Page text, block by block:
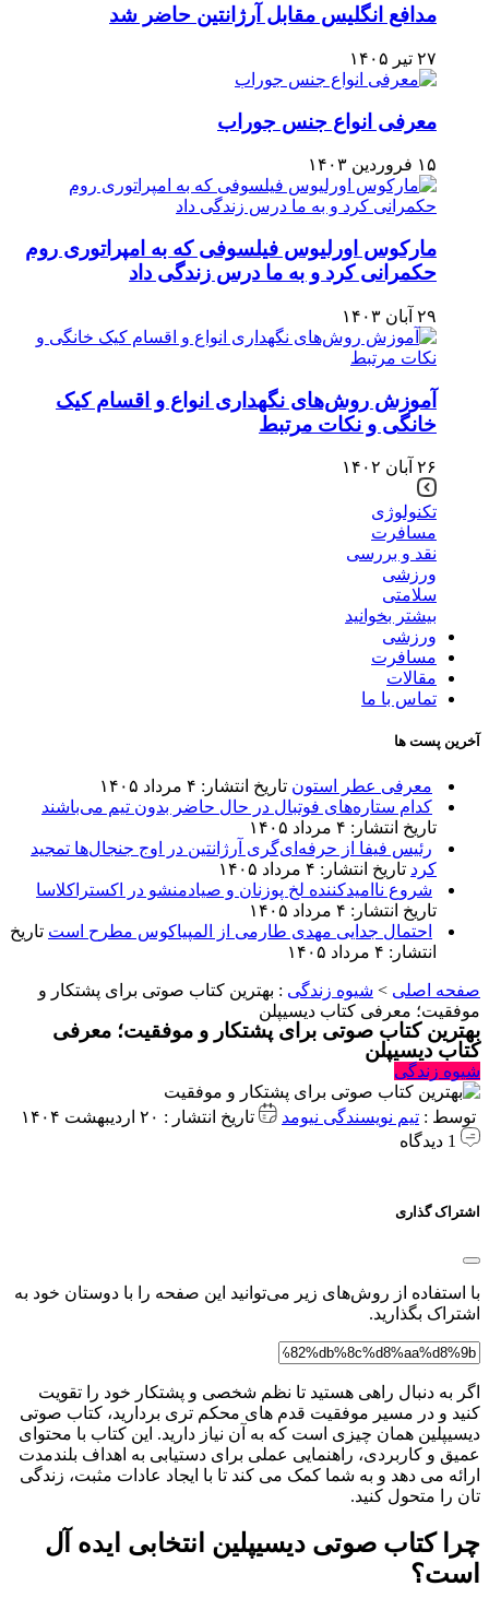
مدافع انگلیس مقابل آرژانتین حاضر شد
۲۷ تیر ۱۴۰۵
معرفی انواع جنس جوراب
۱۵ فروردین ۱۴۰۳
مارکوس اورلیوس فیلسوفی که به امپراتوری روم
حکمرانی کرد و به ما درس زندگی داد
۲۹ آبان ۱۴۰۳
آموزش روش‌های نگهداری انواع و اقسام کیک
خانگی و نکات مرتبط
۲۶ آبان ۱۴۰۲
تکنولوژی
مسافرت
نقد و بررسی
ورزشی
سلامتی
بیشتر بخوانید
ورزشی
مسافرت
مقالات
تماس با ما
آخرین پست ها
معرفی عطر استون تاریخ انتشار: ۴ مرداد ۱۴۰۵
کدام ستاره‌های فوتبال در حال حاضر بدون تیم می‌باشند
تاریخ انتشار: ۴ مرداد ۱۴۰۵
رئیس فیفا از حرفه‌ای‌گری آرژانتین در اوج جنجال‌ها تمجید
کرد تاریخ انتشار: ۴ مرداد ۱۴۰۵
شروع ناامیدکننده لخ پوزنان و صیادمنشو در اکستراکلاسا
تاریخ انتشار: ۴ مرداد ۱۴۰۵
احتمال جدایی مهدی طارمی از المپیاکوس مطرح است تاریخ
انتشار: ۴ مرداد ۱۴۰۵
صفحه اصلی > شیوه زندگی : بهترین کتاب صوتی برای پشتکار و
موفقیت؛ معرفی کتاب دیسیپلن
بهترین کتاب صوتی برای پشتکار و موفقیت؛ معرفی
کتاب دیسیپلن
شیوه زندگی
توسط : تیم نویسندگی نیومد
تاریخ انتشار : ۲۰ اردیبهشت ۱۴۰۴
اشتراک گذاری
با استفاده از روش‌های زیر می‌توانید این صفحه را با دوستان خود به
اشتراک بگذارید.
اگر به دنبال راهی هستید تا نظم شخصی و پشتکار خود را تقویت
کنید و در مسیر موفقیت قدم های محکم تری بردارید، کتاب صوتی
دیسیپلین همان چیزی است که به آن نیاز دارید. این کتاب با محتوای
عمیق و کاربردی، راهنمایی عملی برای دستیابی به اهداف بلندمدت
ارائه می دهد و به شما کمک می کند تا با ایجاد عادات مثبت، زندگی
تان را متحول کنید.
چرا کتاب صوتی دیسیپلین انتخابی ایده آل
است؟